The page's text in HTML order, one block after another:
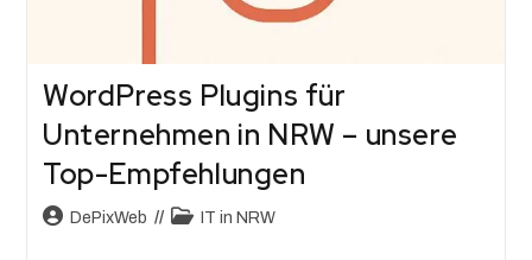
WordPress Plugins für
Unternehmen in NRW – unsere
Top-Empfehlungen
DePixWeb IT in NRW